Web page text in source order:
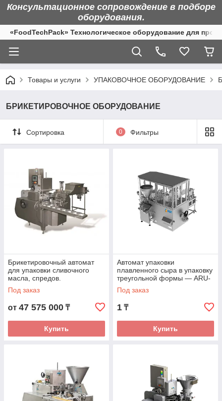
Консультационное сопровождение в подборе
оборудования.
«FoodTechPack» Технологическое оборудование для
Товары и услуги УПАКОВОЧНОЕ ОБОРУДОВАНИЕ
БРИКЕТИРОВОЧНОЕ ОБОРУДОВАНИЕ
Сортировка 0 Фильтры
Брикетировочный автомат
для упаковки сливочного
масла, спредов.
Под заказ
от 47 575 000 ₸
Купить
Автомат упаковки
плавленного сыра в упаковку
треугольной формы — ARU-
T
Под заказ
1 ₸
Купить